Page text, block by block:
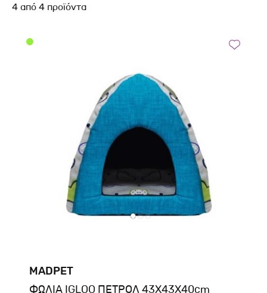
4από4 προϊόντα
MADPET
ΦΩΛΙΑ IGLOO ΠΕΤΡΟΛ 43Χ43Χ40cm